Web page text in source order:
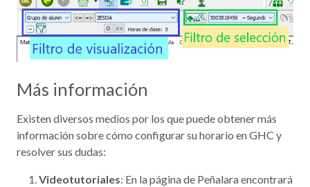
Más información
Existen diversos medios por los que puede obtener más
información sobre cómo configurar su horario en GHC y
resolver sus dudas:
Videotutoriales: En la página de Peñalara encontrará